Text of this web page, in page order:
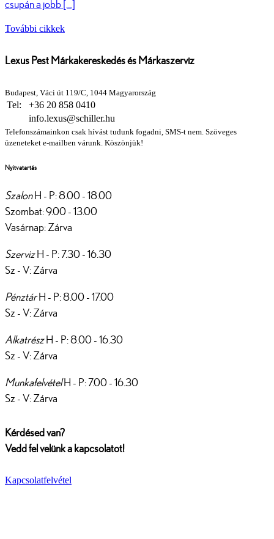
csupán a jobb […]
További cikkek
Lexus Pest Márkakereskedés és Márkaszerviz
Budapest, Váci út 119/C, 1044 Magyarország
Tel:
+36 20 858 0410
info.lexus@schiller.hu
Telefonszámainkon csak hívást tudunk fogadni, SMS-t nem. Szöveges
üzeneteket e-mailben várunk. Köszönjük!
Nyitvatartás
SzalonH - P: 8.00 - 18.00
Szombat: 9.00 - 13.00
Vasárnap: Zárva
SzervizH - P: 7.30 - 16.30
Sz - V: Zárva
PénztárH - P: 8.00 - 17.00
Sz - V: Zárva
AlkatrészH - P: 8.00 - 16.30
Sz - V: Zárva
MunkafelvételH - P: 7.00 - 16.30
Sz - V: Zárva
Kérdésed van?
Vedd fel velünk a kapcsolatot!
Kapcsolatfelvétel